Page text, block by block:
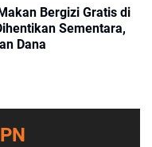
Bergizi Gratis di
Sementara,
Dana